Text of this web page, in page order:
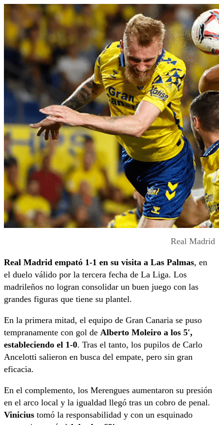
Real Madrid
Real Madrid empató 1-1 en su visita a Las Palmas, en
el duelo válido por la tercera fecha de La Liga. Los
madrileños no logran consolidar un buen juego con las
grandes figuras que tiene su plantel.
En la primera mitad, el equipo de Gran Canaria se puso
tempranamente con gol de Alberto Moleiro a los 5′,
estableciendo el 1-0. Tras el tanto, los pupilos de Carlo
Ancelotti salieron en busca del empate, pero sin gran
eficacia.
En el complemento, los Merengues aumentaron su presión
en el arco local y la igualdad llegó tras un cobro de penal.
Vinicius tomó la responsabilidad y con un esquinado